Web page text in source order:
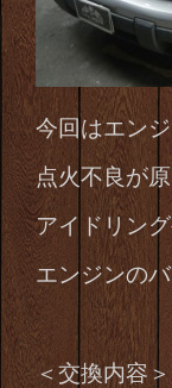
今回はエン
点火不良が
アイドリン
エンジンの
＜交換内容＞